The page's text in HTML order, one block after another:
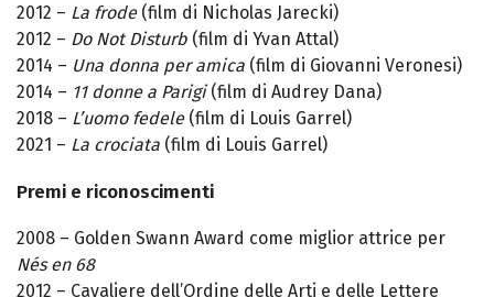
2012 – La frode(film di Nicholas Jarecki)
2012 – Do Not Disturb (film di Yvan Attal)
2014 – Una donna per amica (film di Giovanni Veronesi)
2014 – 11 donne a Parigi(film di Audrey Dana)
2018 – L’uomo fedele(film di Louis Garrel)
2021 – La crociata (film di Louis Garrel)
Premi e riconoscimenti
2008 – Golden Swann Award come miglior attrice per
Nés en 68
2012 – Cavaliere dell’Ordine delle Arti e delle Lettere